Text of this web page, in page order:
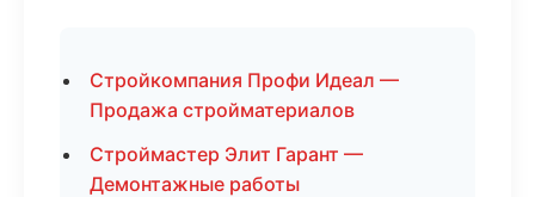
Стройкомпания Профи Идеал —
Продажа стройматериалов
Строймастер Элит Гарант —
Демонтажные работы